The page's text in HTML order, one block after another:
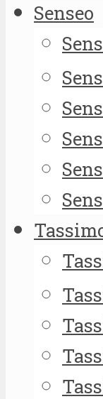
Senseo